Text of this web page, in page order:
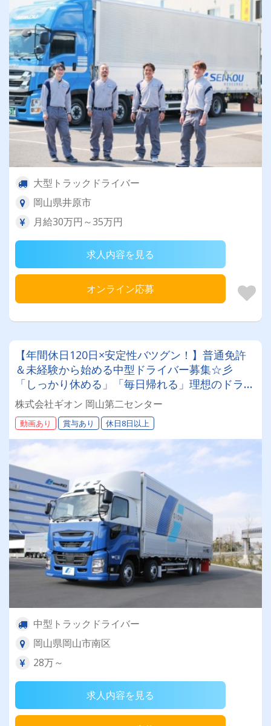
大型トラックドライバー
岡山県井原市
月給30万円～35万円
求人内容を見る
オンライン応募
【年間休日120日×安定性バツグン！】普通免許
＆未経験から始める中型ドライバー募集☆彡
「しっかり休める」「毎日帰れる」理想のドライ
バーライフを◎
株式会社ギオン 岡山第二センター
動画あり 賞与あり 休日8日以上
中型トラックドライバー
岡山県岡山市南区
28万～
求人内容を見る